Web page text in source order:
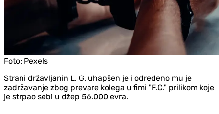
Foto: Pexels
Strani državljanin L. G. uhapšen je i određeno mu je
zadržavanje zbog prevare kolega u fimi "F.C." prilikom koje
je strpao sebi u džep 56.000 evra.